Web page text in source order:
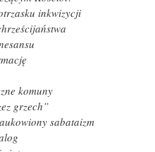
inkwizycji
komuny
grzech”
sabataizm